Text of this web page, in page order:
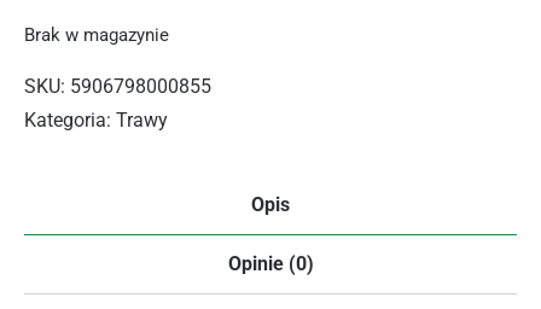
Brak w magazynie
SKU: 5906798000855
Kategoria: Trawy
Opis
Opinie (0)